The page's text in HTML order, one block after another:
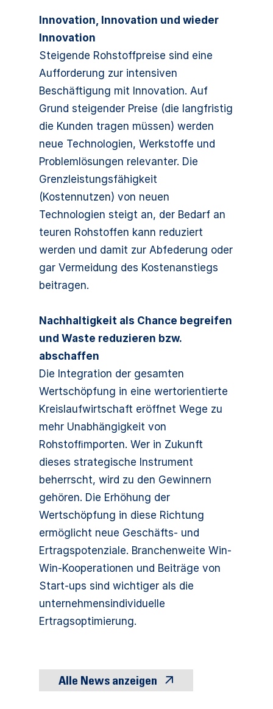
Innovation, Innovation und wieder
Innovation
Steigende Rohstoffpreise sind eine
Aufforderung zur intensiven
Beschäftigung mit Innovation. Auf
Grund steigender Preise (die langfristig
die Kunden tragen müssen) werden
neue Technologien, Werkstoffe und
Problemlösungen relevanter. Die
Grenzleistungsfähigkeit
(Kostennutzen) von neuen
Technologien steigt an, der Bedarf an
teuren Rohstoffen kann reduziert
werden und damit zur Abfederung oder
gar Vermeidung des Kostenanstiegs
beitragen.
Nachhaltigkeit als Chance begreifen
und Waste reduzieren bzw.
abschaffen
Die Integration der gesamten
Wertschöpfung in eine wertorientierte
Kreislaufwirtschaft eröffnet Wege zu
mehr Unabhängigkeit von
Rohstofﬁmporten. Wer in Zukunft
dieses strategische Instrument
beherrscht, wird zu den Gewinnern
gehören. Die Erhöhung der
Wertschöpfung in diese Richtung
ermöglicht neue Geschäfts- und
Ertragspotenziale. Branchenweite Win-
Win-Kooperationen und Beiträge von
Start-ups sind wichtiger als die
unternehmensindividuelle
Ertragsoptimierung.
Alle News anzeigen